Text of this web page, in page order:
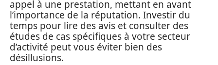
appel à une prestation, mettant en avant
l’importance de la réputation. Investir du
temps pour lire des avis et consulter des
études de cas spécifiques à votre secteur
d’activité peut vous éviter bien des
désillusions.